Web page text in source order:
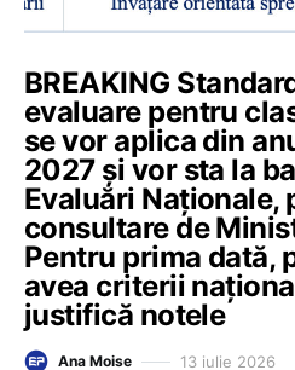
BREAKING
evaluare pentru
se vor aplica din
2027 și vor sta la
Evaluări Naționale,
consultare de
Pentru prima dată,
avea criterii
justifică notele
Ana Moise 13 iulie 2026